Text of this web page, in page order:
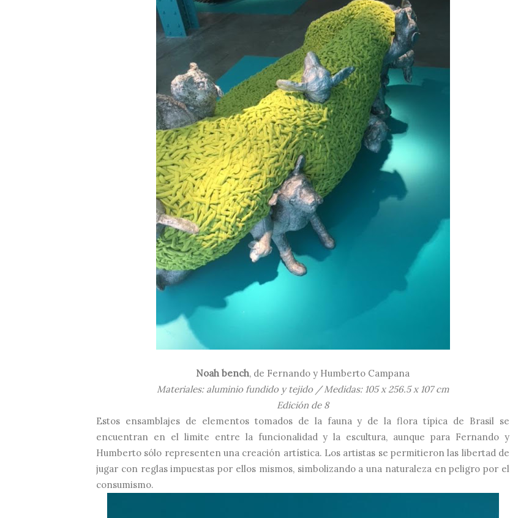
Noah bench, de Fernando y Humberto Campana
Materiales: aluminio fundido y tejido / Medidas: 105 x 256.5 x 107 cm
Edición de 8
Estos ensamblajes de elementos tomados de la fauna y de la flora típica de Brasil se
encuentran en el limite entre la funcionalidad y la escultura, aunque para Fernando y
Humberto sólo representen una creación artística. Los artistas se permitieron las libertad de
jugar con reglas impuestas por ellos mismos, simbolizando a una naturaleza en peligro por el
consumismo.